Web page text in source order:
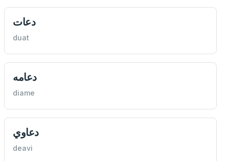
دعات
duat
دعامه
diame
دعاوي
deavi